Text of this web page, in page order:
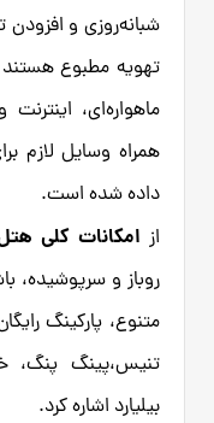
شبانه‌روزی و افزودن
تهویه مطبوع
ماهواره‌ای،
همراه وسایل لازم
داده شده است.
از امکانات کلی
روباز و سرپوشیده،
متنوع، پارکینگ
تنیس،پینگ پنگ،
بیلیارد اشاره کرد.